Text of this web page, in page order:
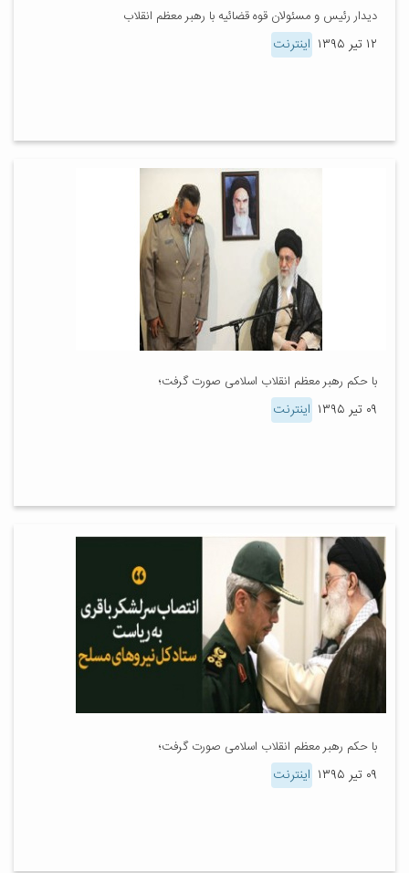
دیدار رئیس و مسئولان قوه قضائیه با رهبر معظم انقلاب
۱۲ تیر ۱۳۹۵ اینترنت
با حکم رهبر معظم انقلاب اسلامی صورت گرفت؛
۰۹ تیر ۱۳۹۵ اینترنت
با حکم رهبر معظم انقلاب اسلامی صورت گرفت؛
۰۹ تیر ۱۳۹۵ اینترنت